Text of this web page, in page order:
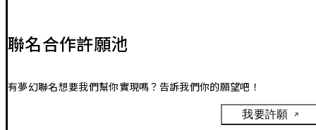
聯名合作許願池
有夢幻聯名想要我們幫你實現嗎？告訴我們你的願望吧！
我要許願